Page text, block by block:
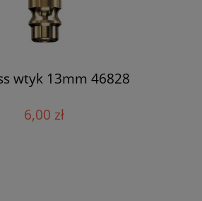
wtyk 13mm 46828
6,00 zł